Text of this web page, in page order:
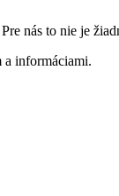
nás to nie je
informáciami.